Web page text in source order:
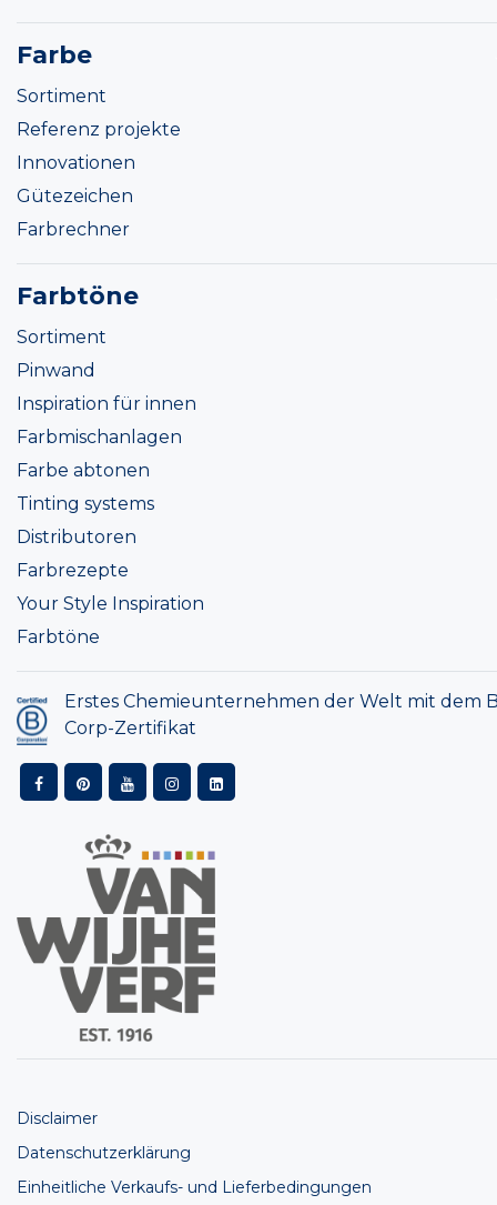
Farbe
Sortiment
Referenz projekte
Innovationen
Gütezeichen
Farbrechner
Farbtöne
Sortiment
Pinwand
Inspiration für innen
Farbmischanlagen
Farbe abtonen
Tinting systems
Distributoren
Farbrezepte
Your Style Inspiration
Farbtöne
Erstes Chemieunternehmen der Welt mit dem
Corp-Zertifikat
Disclaimer
Datenschutzerklärung
Einheitliche Verkaufs- und Lieferbedingungen